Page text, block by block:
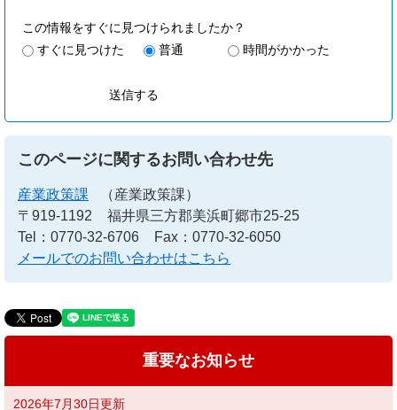
この情報をすぐに見つけられましたか？
すぐに見つけた
普通 時間がかかった
このページに関するお問い合わせ先
産業政策課
（産業政策課）
〒919-1192
福井県三方郡美浜町郷市25-25
Tel：0770-32-6706
Fax：0770-32-6050
メールでのお問い合わせはこちら
重要なお知らせ
2026年7月30日更新